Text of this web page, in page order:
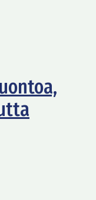
perinteitä ja